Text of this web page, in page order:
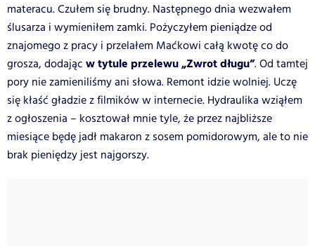
materacu. Czułem się brudny. Następnego dnia wezwałem
ślusarza i wymieniłem zamki. Pożyczyłem pieniądze od
znajomego z pracy i przelałem Maćkowi całą kwotę co do
grosza, dodając w tytule przelewu „Zwrot długu”. Od tamtej
pory nie zamieniliśmy ani słowa. Remont idzie wolniej. Uczę
się kłaść gładzie z filmików w internecie. Hydraulika wziąłem
z ogłoszenia – kosztował mnie tyle, że przez najbliższe
miesiące będę jadł makaron z sosem pomidorowym, ale to nie
brak pieniędzy jest najgorszy.